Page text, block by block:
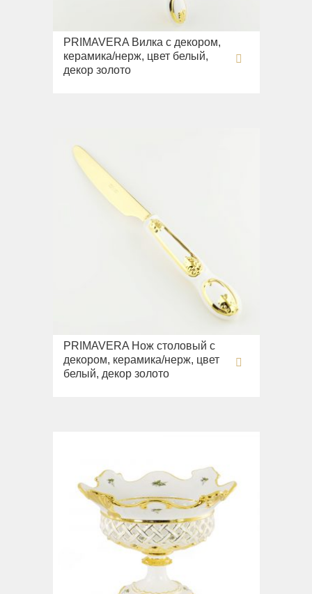
PRIMAVERA Вилка с декором,
керамика/нерж, цвет белый,
декор золото
PRIMAVERA Нож столовый с
декором, керамика/нерж, цвет
белый, декор золото